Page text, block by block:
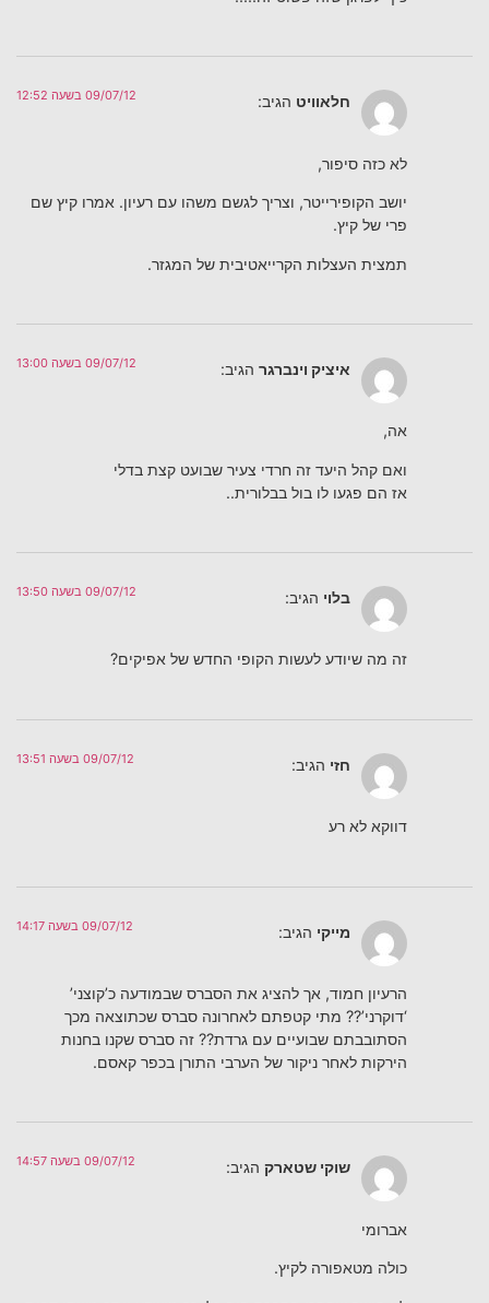
חלאוויט הגיב: 09/07/12 בשעה 12:52
לא כזה סיפור,
יושב הקופירייטר, וצריך לגשם משהו עם רעיון. אמרו קיץ שם
פרי של קיץ.
תמצית העצלות הקרייאטיבית של המגזר.
איציק וינברגר הגיב: 09/07/12 בשעה 13:00
אה,
ואם קהל היעד זה חרדי צעיר שבועט קצת בדלי‬
אז הם פגעו לו בול בבלורית..
בלוי הגיב: 09/07/12 בשעה 13:50
זה מה שיודע לעשות הקופי החדש של אפיקים?
חזי הגיב: 09/07/12 בשעה 13:51
דווקא לא רע
מייקי הגיב: 09/07/12 בשעה 14:17
הרעיון חמוד, אך להציג את הסברס שבמודעה כ’קוצני’
‘דוקרני’?? מתי קטפתם לאחרונה סברס שכתוצאה מכך
הסתובבתם שבועיים עם גרדת?? זה סברס שקנו בחנות
הירקות לאחר ניקור של הערבי התורן בכפר קאסם.
שוקי שטארק הגיב: 09/07/12 בשעה 14:57
אברומי
כולה מטאפורה לקיץ.